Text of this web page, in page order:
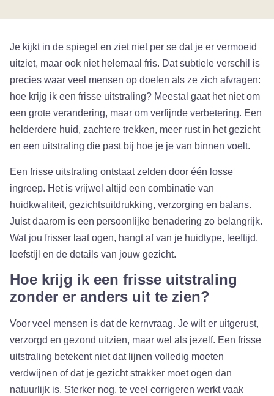
Je kijkt in de spiegel en ziet niet per se dat je er vermoeid
uitziet, maar ook niet helemaal fris. Dat subtiele verschil is
precies waar veel mensen op doelen als ze zich afvragen:
hoe krijg ik een frisse uitstraling? Meestal gaat het niet om
een grote verandering, maar om verfijnde verbetering. Een
helderdere huid, zachtere trekken, meer rust in het gezicht
en een uitstraling die past bij hoe je je van binnen voelt.
Een frisse uitstraling ontstaat zelden door één losse
ingreep. Het is vrijwel altijd een combinatie van
huidkwaliteit, gezichtsuitdrukking, verzorging en balans.
Juist daarom is een persoonlijke benadering zo belangrijk.
Wat jou frisser laat ogen, hangt af van je huidtype, leeftijd,
leefstijl en de details van jouw gezicht.
Hoe krijg ik een frisse uitstraling
zonder er anders uit te zien?
Voor veel mensen is dat de kernvraag. Je wilt er uitgerust,
verzorgd en gezond uitzien, maar wel als jezelf. Een frisse
uitstraling betekent niet dat lijnen volledig moeten
verdwijnen of dat je gezicht strakker moet ogen dan
natuurlijk is. Sterker nog, te veel corrigeren werkt vaak